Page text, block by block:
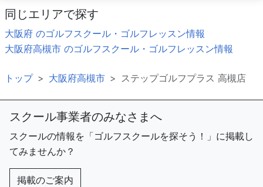
同じエリアで探す
大阪府 のゴルフスクール・ゴルフレッスン情報
大阪府高槻市 のゴルフスクール・ゴルフレッスン情報
トップ 大阪府高槻市 ステップゴルフプラス 高槻店
スクール事業者のみなさまへ
スクールの情報を「ゴルフスクールを探そう！」に掲載し
てみませんか？
掲載のご案内